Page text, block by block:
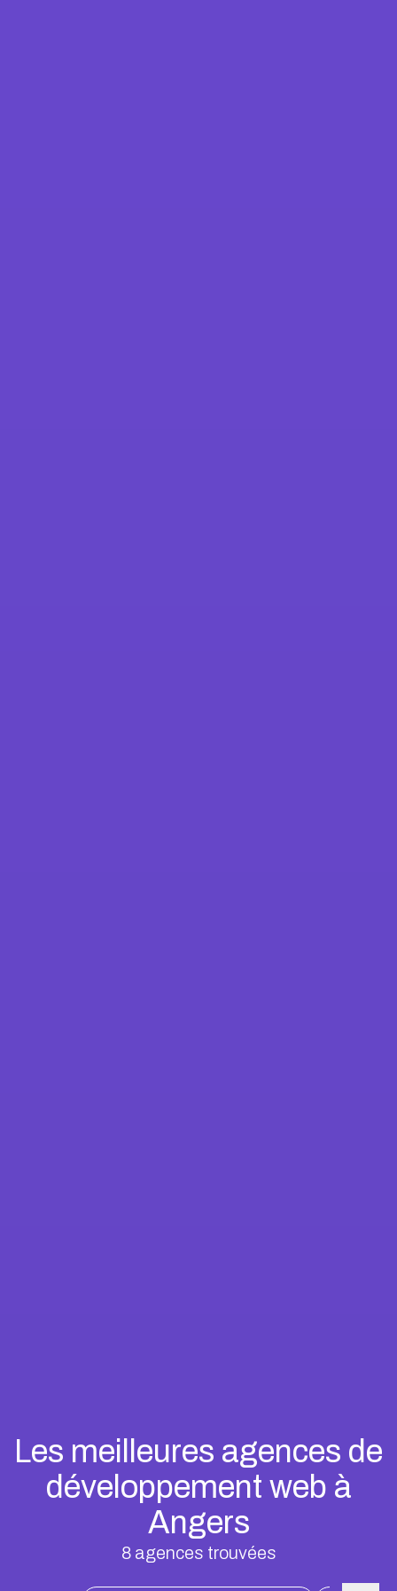
Les meilleures agences de
développement web à
Angers
8agences trouvées